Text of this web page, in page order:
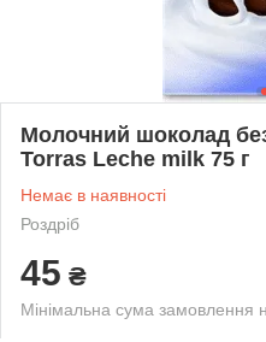
Молочний шоколад
Torras Leche milk 75 г
Немає в наявності
Роздріб
45 ₴
Мінімальна сума замовлення